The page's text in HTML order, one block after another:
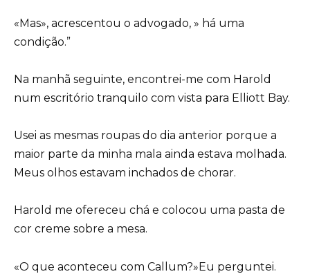
«Mas», acrescentou o advogado, » há uma
condição.”
Na manhã seguinte, encontrei-me com Harold
num escritório tranquilo com vista para Elliott Bay.
Usei as mesmas roupas do dia anterior porque a
maior parte da minha mala ainda estava molhada.
Meus olhos estavam inchados de chorar.
Harold me ofereceu chá e colocou uma pasta de
cor creme sobre a mesa.
«O que aconteceu com Callum?»Eu perguntei.